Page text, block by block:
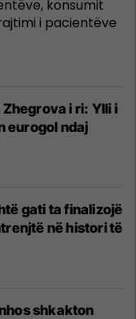
konsumit
i pacientëve
Zhegrova i ri: Ylli i
eurogol ndaj
gati ta finalizojë
në histori të
shkakton